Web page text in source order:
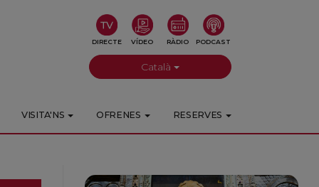
DIRECTE VÍDEO RÀDIO PODCAST
Català
VISITA'NS OFRENES RESERVES